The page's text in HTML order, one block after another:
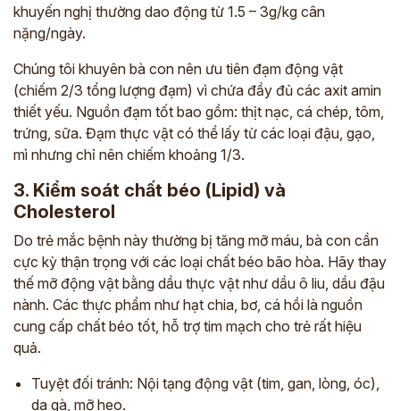
khuyến nghị thường dao động từ 1.5 – 3g/kg cân
nặng/ngày.
Chúng tôi khuyên bà con nên ưu tiên đạm động vật
(chiếm 2/3 tổng lượng đạm) vì chứa đầy đủ các axit amin
thiết yếu. Nguồn đạm tốt bao gồm: thịt nạc, cá chép, tôm,
trứng, sữa. Đạm thực vật có thể lấy từ các loại đậu, gạo,
mì nhưng chỉ nên chiếm khoảng 1/3.
3. Kiểm soát chất béo (Lipid) và
Cholesterol
Do trẻ mắc bệnh này thường bị tăng mỡ máu, bà con cần
cực kỳ thận trọng với các loại chất béo bão hòa. Hãy thay
thế mỡ động vật bằng dầu thực vật như dầu ô liu, dầu đậu
nành. Các thực phẩm như hạt chia, bơ, cá hồi là nguồn
cung cấp chất béo tốt, hỗ trợ tim mạch cho trẻ rất hiệu
quả.
Tuyệt đối tránh: Nội tạng động vật (tim, gan, lòng, óc),
da gà, mỡ heo.